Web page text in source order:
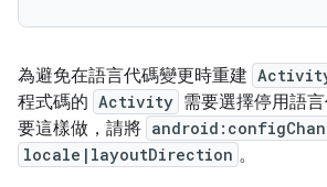
為避免在語言代碼變更時重建
程式碼的 Activity 需要選擇停用語
要這樣做，請將
locale|layoutDirection 。